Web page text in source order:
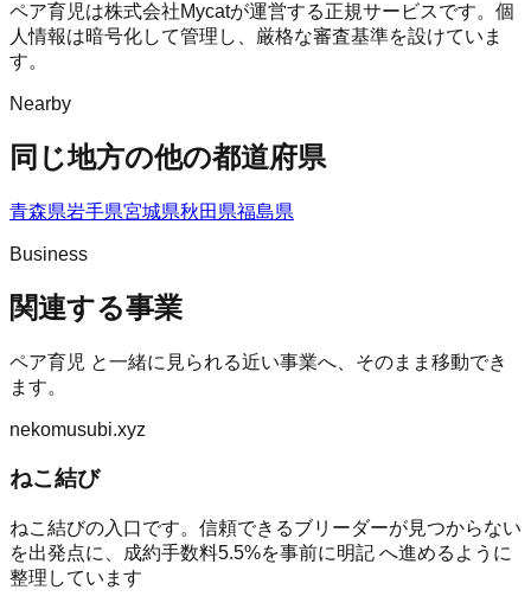
ペア育児は株式会社Mycatが運営する正規サービスです。個
人情報は暗号化して管理し、厳格な審査基準を設けていま
す。
Nearby
同じ地方の他の都道府県
青森県岩手県宮城県秋田県福島県
Business
関連する事業
ペア育児 と一緒に見られる近い事業へ、そのまま移動でき
ます。
nekomusubi.xyz
ねこ結び
ねこ結びの入口です。信頼できるブリーダーが見つからない
を出発点に、成約手数料5.5%を事前に明記 へ進めるように
整理しています